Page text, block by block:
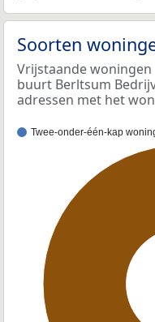
Soorten
Vrijstaande
buurt Berltsum
adressen met het
Twee-onder-één-kap